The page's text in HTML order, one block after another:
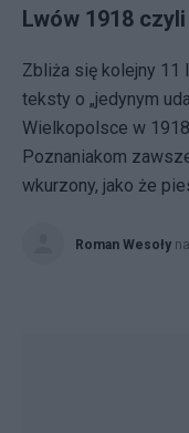
Lwów 1918
Zbliża się kolejny 11
teksty o „jedynym
Wielkopolsce w
Poznaniakom
wkurzony, jako że
Roman Wesoły